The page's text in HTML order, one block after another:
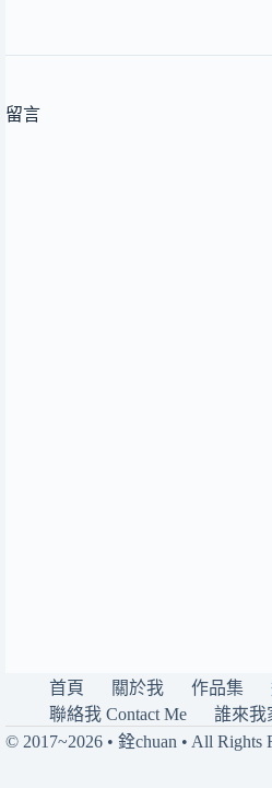
留言
首頁 關於我 作品集
聯絡我 Contact Me
誰來我
© 2017~2026 • 銓chuan • All Rights